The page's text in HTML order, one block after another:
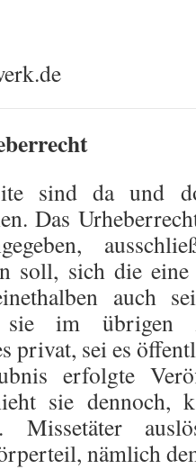
sind da und
Das
soll, sich die
auch
sie im
privat, sei es
erfolgte
sie dennoch,
nämlich